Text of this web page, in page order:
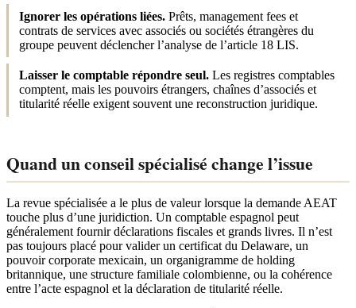
Ignorer les opérations liées.Prêts, management fees et
contrats de services avec associés ou sociétés étrangères du
groupe peuvent déclencher l’analyse de l’article 18 LIS.
Laisser le comptable répondre seul.Les registres comptables
comptent, mais les pouvoirs étrangers, chaînes d’associés et
titularité réelle exigent souvent une reconstruction juridique.
Quand un conseil spécialisé change l’issue
La revue spécialisée a le plus de valeur lorsque la demande AEAT
touche plus d’une juridiction. Un comptable espagnol peut
généralement fournir déclarations fiscales et grands livres. Il n’est
pas toujours placé pour valider un certificat du Delaware, un
pouvoir corporate mexicain, un organigramme de holding
britannique, une structure familiale colombienne, ou la cohérence
entre l’acte espagnol et la déclaration de titularité réelle.